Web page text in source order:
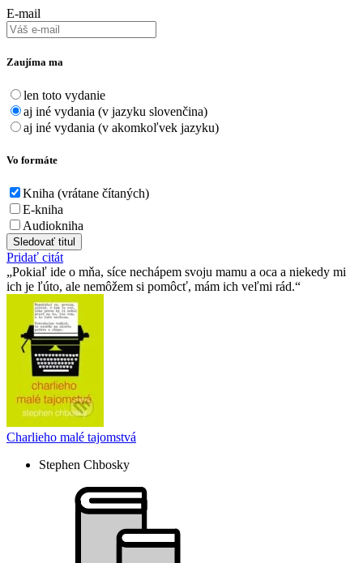
E-mail
Zaujíma ma
len toto vydanie
aj iné vydania (v jazyku slovenčina)
aj iné vydania (v akomkoľvek jazyku)
Vo formáte
Kniha (vrátane čítaných)
E-kniha
Audiokniha
Sledovať titul
Pridať citát
Pokiaľ ide o mňa, síce nechápem svoju mamu a oca a niekedy mi
ich je ľúto, ale nemôžem si pomôcť, mám ich veľmi rád.
Charlieho malé tajomstvá
Stephen Chbosky